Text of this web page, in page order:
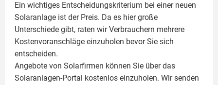
Ein wichtiges Entscheidungskriterium bei einer neuen
Solaranlage ist der Preis. Da es hier große
Unterschiede gibt, raten wir Verbrauchern mehrere
Kostenvoranschläge einzuholen bevor Sie sich
entscheiden.
Angebote von Solarfirmen können Sie über das
Solaranlagen-Portal kostenlos einzuholen. Wir senden